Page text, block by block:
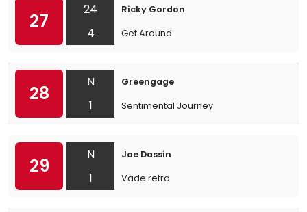
27
24
4
Ricky Gordon
Get Around
28
N
1
Greengage
Sentimental Journey
29
N
1
Joe Dassin
Vade retro